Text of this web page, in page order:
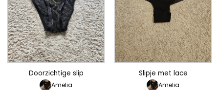
Doorzichtige slip
Amelia
Slipje met lace
Amelia